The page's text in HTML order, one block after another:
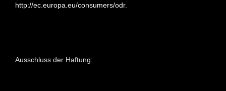
http://ec.europa.eu/consumers/odr.
Ausschluss der Haftung: